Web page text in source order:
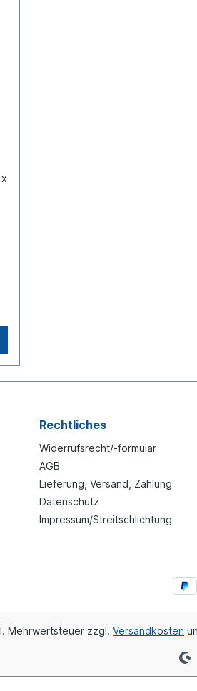
Rechtliches
Widerrufsrecht/-formular
AGB
Lieferung, Versand, Zahlung
Datenschutz
Impressum/Streitschlichtung
Mehrwertsteuer zzgl. Versandkosten